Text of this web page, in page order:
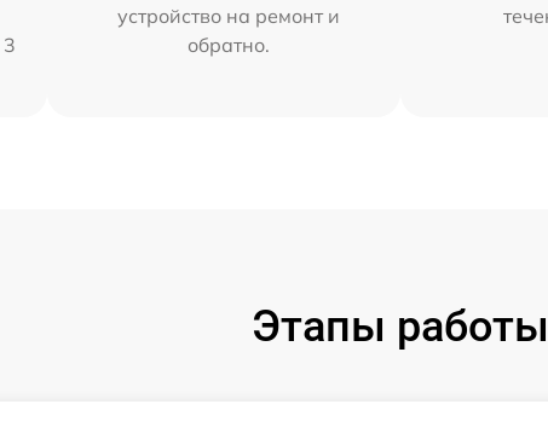
устройство на ремонт и
обратно.
Этапы работы